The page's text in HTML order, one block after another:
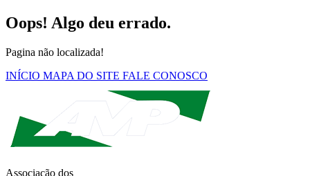
Oops! Algo deu errado.
Pagina não localizada!
INÍCIO MAPA DO SITE FALE CONOSCO
Associação dos